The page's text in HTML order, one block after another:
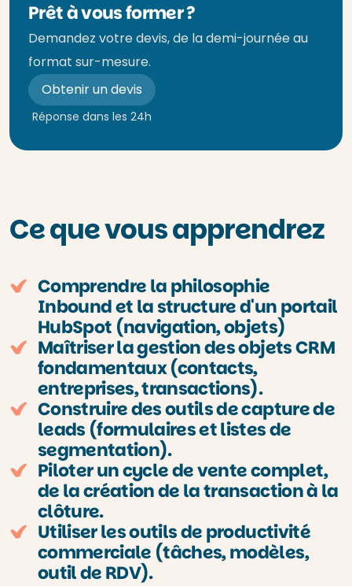
Prêt à vous former ?
Demandez votre devis, de la demi-journée au
format sur-mesure.
Obtenir un devis
Réponse dans les 24h
Ce que vous apprendrez
Comprendre la philosophie
Inbound et la structure d'un portail
HubSpot (navigation, objets)
Maîtriser la gestion des objets CRM
fondamentaux (contacts,
entreprises, transactions).
Construire des outils de capture de
leads (formulaires et listes de
segmentation).
Piloter un cycle de vente complet,
de la création de la transaction à la
clôture.
Utiliser les outils de productivité
commerciale (tâches, modèles,
outil de RDV).